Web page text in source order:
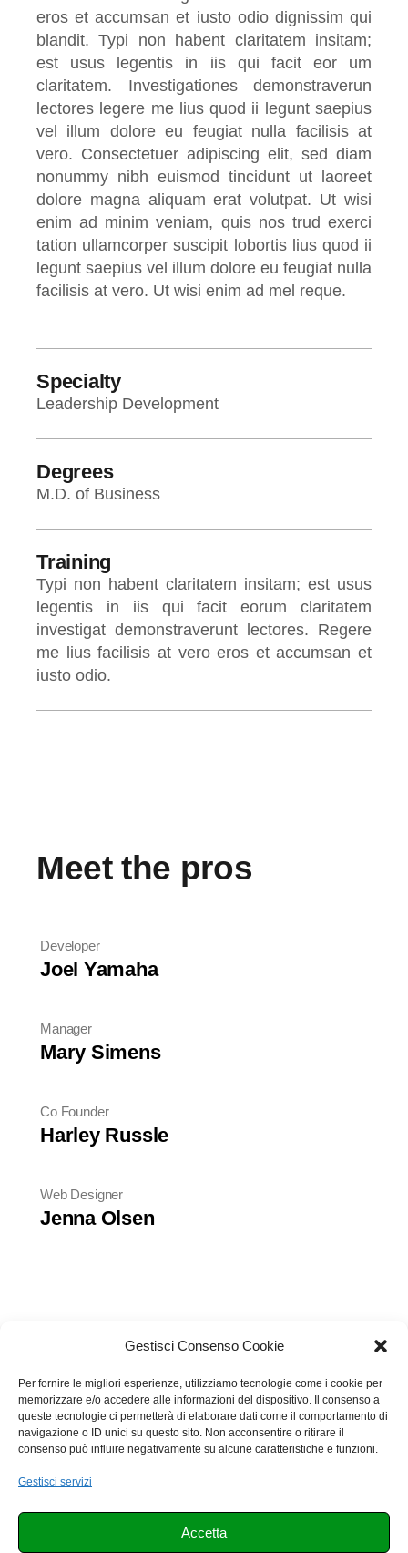
Gestisci Consenso Cookie
Per fornire le migliori esperienze, utilizziamo tecnologie come i cookie per
memorizzare e/o accedere alle informazioni del dispositivo. Il consenso a
queste tecnologie ci permetterà di elaborare dati come il comportamento di
navigazione o ID unici su questo sito. Non acconsentire o ritirare il
consenso può influire negativamente su alcune caratteristiche e funzioni.
Gestisci servizi
Accetta
eros et accumsan et iusto odio dignissim qui
blandit. Typi non habent claritatem insitam;
est usus legentis in iis qui facit eor um
claritatem. Investigationes demonstraverun
lectores legere me lius quod ii legunt saepius
vel illum dolore eu feugiat nulla facilisis at
vero. Consectetuer adipiscing elit, sed diam
nonummy nibh euismod tincidunt ut laoreet
dolore magna aliquam erat volutpat. Ut wisi
enim ad minim veniam, quis nos trud exerci
tation ullamcorper suscipit lobortis lius quod ii
legunt saepius vel illum dolore eu feugiat nulla
facilisis at vero. Ut wisi enim ad mel reque.
Specialty
Leadership Development
Degrees
M.D. of Business
Training
Typi non habent claritatem insitam; est usus
legentis in iis qui facit eorum claritatem
investigat demonstraverunt lectores. Regere
me lius facilisis at vero eros et accumsan et
iusto odio.
Meet the pros
Developer
Joel Yamaha
Manager
Mary Simens
Co Founder
Harley Russle
Web Designer
Jenna Olsen